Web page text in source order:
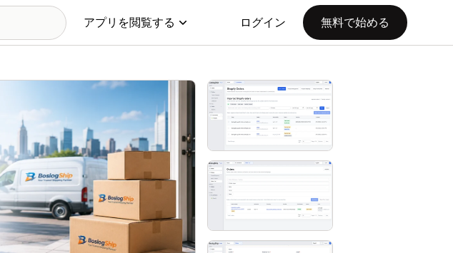
アプリを閲覧する ログイン 無料で始める